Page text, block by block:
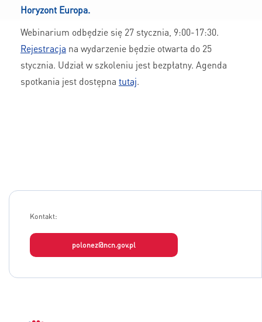
Horyzont Europa.
Webinarium odbędzie się 27 stycznia, 9:00-17:30.
Rejestracja na wydarzenie będzie otwarta do 25
stycznia. Udział w szkoleniu jest bezpłatny. Agenda
spotkania jest dostępna tutaj.
Kontakt:
polonez@ncn.gov.pl